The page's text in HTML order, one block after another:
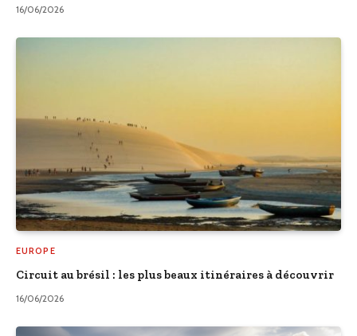
16/06/2026
EUROPE
Circuit au brésil : les plus beaux itinéraires à découvrir
16/06/2026